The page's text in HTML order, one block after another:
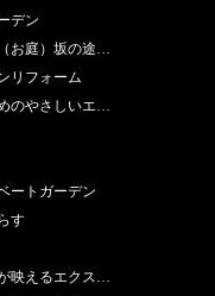
デン
お庭）坂の途…
リフォーム
のやさしいエ…
ートガーデン
す
映えるエクス…